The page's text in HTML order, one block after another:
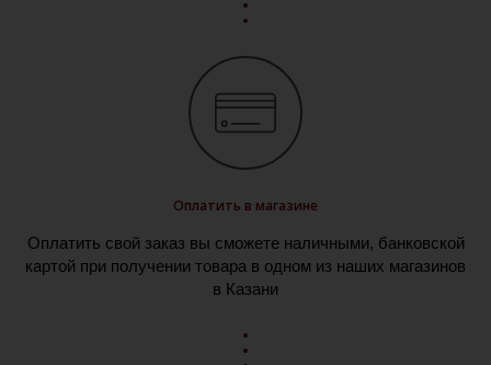
Оплатить в магазине
Оплатить свой заказ вы сможете наличными, банковской
картой при получении товара в одном из наших магазинов
в Казани